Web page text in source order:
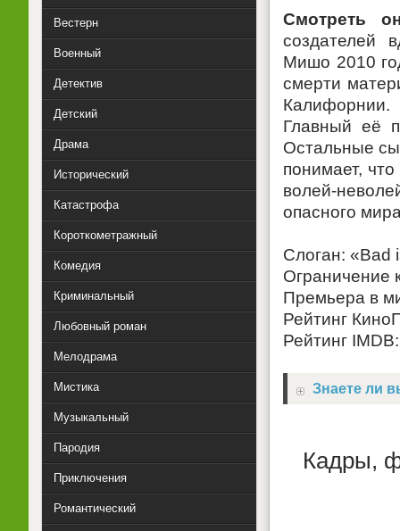
Смотреть
создателей
Мишо 2010
смерти
Калифорнии.
Главный её
Остальные
понимает,
волей-
опасного
Слоган: «Bad
Ограничение
Премьера в
Рейтинг
Рейтинг
Знаете ли
Кадры,
Вестерн
Военный
Детектив
Детский
Драма
Исторический
Катастрофа
Короткометражный
Комедия
Криминальный
Любовный роман
Мелодрама
Мистика
Музыкальный
Пародия
Приключения
Романтический